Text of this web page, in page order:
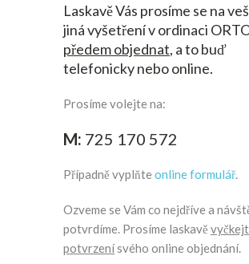
Laskavě Vás prosíme se na
jiná vyšetření v ordinaci
předem objednat, a to buď
telefonicky nebo online.
Prosíme volejte na:
M: 725 170 572
Případně vyplňte online formulář.
Ozveme se Vám co nejdříve a
potvrdíme. Prosíme laskavě
potvrzenísvého online objednání.